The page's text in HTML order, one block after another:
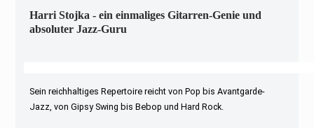
Harri Stojka - ein einmaliges Gitarren-Genie und
absoluter Jazz-Guru
Sein reichhaltiges Repertoire reicht von Pop bis Avantgarde-
Jazz, von Gipsy Swing bis Bebop und Hard Rock.